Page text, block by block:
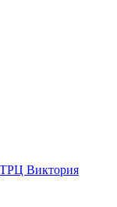
Виктория